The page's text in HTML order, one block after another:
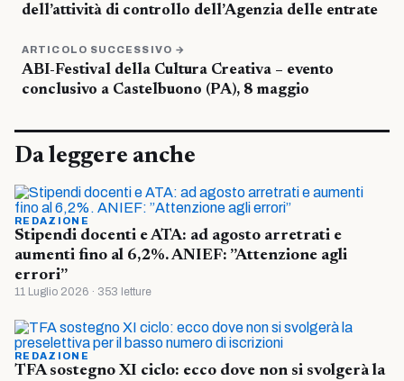
dell’attività di controllo dell’Agenzia delle entrate
ARTICOLO SUCCESSIVO →
ABI-Festival della Cultura Creativa – evento
conclusivo a Castelbuono (PA), 8 maggio
Da leggere anche
REDAZIONE
Stipendi docenti e ATA: ad agosto arretrati e
aumenti fino al 6,2%. ANIEF: ”Attenzione agli
errori”
11 Luglio 2026 · 353 letture
REDAZIONE
TFA sostegno XI ciclo: ecco dove non si svolgerà la